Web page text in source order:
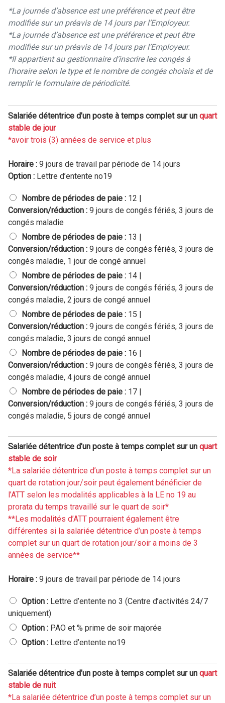
*La journée d’absence est une préférence et peut être
modifiée sur un préavis de 14 jours par l’Employeur.
*La journée d’absence est une préférence et peut être
modifiée sur un préavis de 14 jours par l’Employeur.
*Il appartient au gestionnaire d’inscrire les congés à
l’horaire selon le type et le nombre de congés choisis et de
remplir le formulaire de périodicité.
Salariée détentrice d’un poste à temps complet sur un quart
stable de jour
*avoir trois (3) années de service et plus
Horaire : 9 jours de travail par période de 14 jours
Option : Lettre d’entente no19
S
a
a
r
i
é
e
d
é
t
n
t
r
c
e
d
u
n
p
s
t
e
à
e
m
p
s
c
m
p
e
s
r
u
n
a
r
t
s
Nombre de périodes de paie : 12 |
Conversion/réduction : 9 jours de congés fériés, 3 jours de
congés maladie
Nombre de périodes de paie : 13 |
Conversion/réduction : 9 jours de congés fériés, 3 jours de
congés maladie, 1 jour de congé annuel
Nombre de périodes de paie : 14 |
Conversion/réduction : 9 jours de congés fériés, 3 jours de
congés maladie, 2 jours de congé annuel
Nombre de périodes de paie : 15 |
Conversion/réduction : 9 jours de congés fériés, 3 jours de
congés maladie, 3 jours de congé annuel
Nombre de périodes de paie : 16 |
Conversion/réduction : 9 jours de congés fériés, 3 jours de
congés maladie, 4 jours de congé annuel
Nombre de périodes de paie : 17 |
Conversion/réduction : 9 jours de congés fériés, 3 jours de
congés maladie, 5 jours de congé annuel
Salariée détentrice d’un poste à temps complet sur un quart
stable de soir
*La salariée détentrice d’un poste à temps complet sur un
quart de rotation jour/soir peut également bénéficier de
l’ATT selon les modalités applicables à la LE no 19 au
prorata du temps travaillé sur le quart de soir*
**Les modalités d’ATT pourraient également être
différentes si la salariée détentrice d’un poste à temps
complet sur un quart de rotation jour/soir a moins de 3
années de service**
Horaire : 9 jours de travail par période de 14 jours
S
a
a
r
e
é
t
Option : Lettre d’entente no 3 (Centre d’activités 24/7
uniquement)
Option : PAO et % prime de soir majorée
Option : Lettre d’entente no19
Salariée détentrice d’un poste à temps complet sur un quart
stable de nuit
*La salariée détentrice d’un poste à temps complet sur un